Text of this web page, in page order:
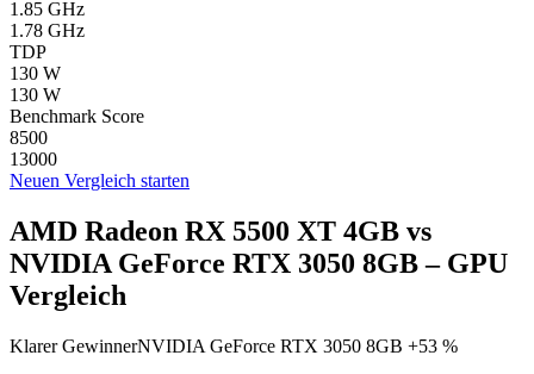
1.85 GHz
1.78 GHz
TDP
130 W
130 W
Benchmark Score
8500
13000
Neuen Vergleich starten
AMD Radeon RX 5500 XT 4GB vs
NVIDIA GeForce RTX 3050 8GB – GPU
Vergleich
Klarer GewinnerNVIDIA GeForce RTX 3050 8GB +53 %